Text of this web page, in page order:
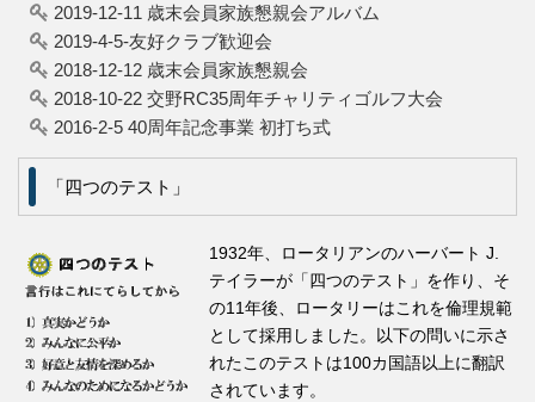
2019-12-11 歳末会員家族懇親会アルバム
2019-4-5-友好クラブ歓迎会
2018-12-12 歳末会員家族懇親会
2018-10-22 交野RC35周年チャリティゴルフ大会
2016-2-5 40周年記念事業 初打ち式
「四つのテスト」
1932年、ロータリアンのハーバート J.
テイラーが「四つのテスト」を作り、そ
の11年後、ロータリーはこれを倫理規範
として採用しました。以下の問いに示さ
れたこのテストは100カ国語以上に翻訳
されています。